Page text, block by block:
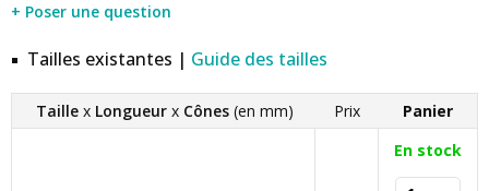
+ Poser une question
Tailles existantes | Guide des tailles
Taillex Longueurx Cônes(en mm) Prix Panier
En stock